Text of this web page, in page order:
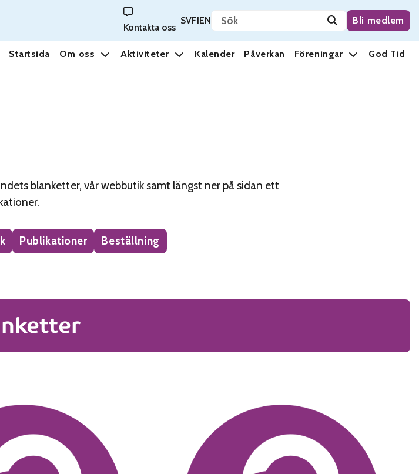
Kontakta oss
Svenska
SVSuomi
FIEnglish
ENSök på sidan Bli medlem
Startsida Om oss Aktiviteter Kalender Påverkan Föreningar God Tid
blanketter, vår webbutik samt längst ner på sidan ett
Publikationer Beställning